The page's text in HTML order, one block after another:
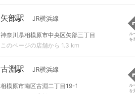
矢部駅 JR横浜線
神奈川県相模原市中央区矢部三丁目
このページの店舗から 1.3 km
ル
を
古淵駅 JR横浜線
相模原市南区古淵二丁目19-1
ル
を